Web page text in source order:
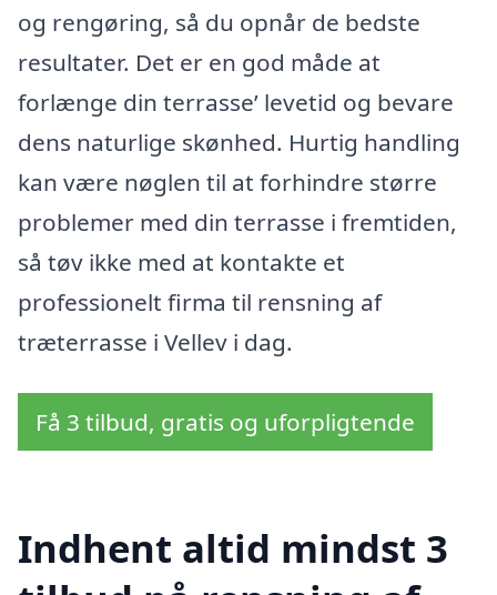
og rengøring, så du opnår de bedste
resultater. Det er en god måde at
forlænge din terrasse’ levetid og bevare
dens naturlige skønhed. Hurtig handling
kan være nøglen til at forhindre større
problemer med din terrasse i fremtiden,
så tøv ikke med at kontakte et
professionelt firma til rensning af
træterrasse i Vellev i dag.
Få 3 tilbud, gratis og uforpligtende
Indhent altid mindst 3